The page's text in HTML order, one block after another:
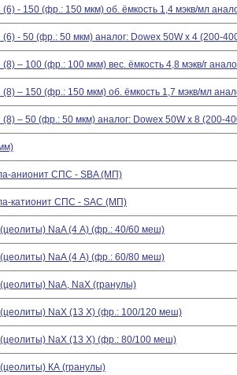
- 150 (фр.: 150 мкм) об. ёмкость 1,4 мэкв/мл
- 50 (фр.: 50 мкм) аналог: Dowex 50W x 4 (200-
– 100 (фр.: 100 мкм) вес. ёмкость 4,8 мэкв/г
– 150 (фр.: 150 мкм) об. ёмкость 1,7 мэкв/мл
– 50 (фр.: 50 мкм) аналог: Dowex 50W x 8 (200-
анионит СПС - SBA (МП)
катионит СПС - SAC (МП)
NaA (4 А) (фр.: 40/60 меш)
NaA (4 А) (фр.: 60/80 меш)
NaA, NaX (гранулы)
NaX (13 Х) (фр.: 100/120 меш)
NaX (13 Х) (фр.: 80/100 меш)
КА (гранулы)